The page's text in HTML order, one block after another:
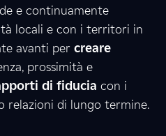
e continuamente
locali e con i territori in
avanti per creare
prossimità e
di fiducia con i
relazioni di lungo termine.
0
5